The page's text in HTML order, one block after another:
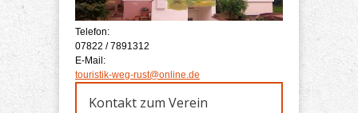
Telefon:
07822 / 7891312
E-Mail:
touristik-weg-rust@online.de
Kontakt zum Verein